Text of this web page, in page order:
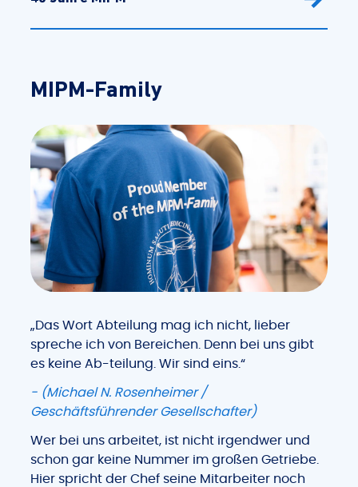
MIPM-Family
„Das Wort Abteilung mag ich nicht, lieber
spreche ich von Bereichen. Denn bei uns gibt
es keine Ab-teilung. Wir sind eins.“
- (Michael N. Rosenheimer /
Geschäftsführender Gesellschafter)
Wer bei uns arbeitet, ist nicht irgendwer und
schon gar keine Nummer im großen Getriebe.
Hier spricht der Chef seine Mitarbeiter noch